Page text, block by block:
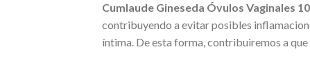
Cumlaude Gineseda Óvulos Vaginales
contribuyendo a evitar posibles
íntima. De esta forma, contribuiremos a